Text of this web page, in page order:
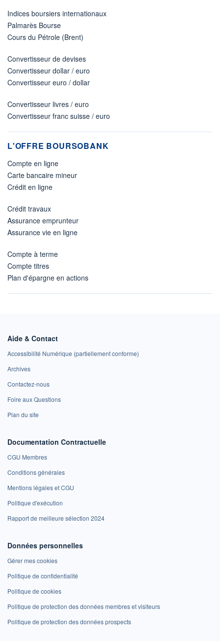
Indices boursiers internationaux
Palmarès Bourse
Cours du Pétrole (Brent)
Convertisseur de devises
Convertisseur dollar / euro
Convertisseur euro / dollar
Convertisseur livres / euro
Convertisseur franc suisse / euro
L'OFFRE BOURSOBANK
Compte en ligne
Carte bancaire mineur
Crédit en ligne
Crédit travaux
Assurance emprunteur
Assurance vie en ligne
Compte à terme
Compte titres
Plan d'épargne en actions
Aide & Contact
Accessibilité Numérique (partiellement conforme)
Archives
Contactez-nous
Foire aux Questions
Plan du site
Documentation Contractuelle
CGU Membres
Conditions générales
Mentions légales et CGU
Politique d'exécution
Rapport de meilleure sélection 2024
Données personnelles
Gérer mes cookies
Politique de confidentialité
Politique de cookies
Politique de protection des données membres et visiteurs
Politique de protection des données prospects